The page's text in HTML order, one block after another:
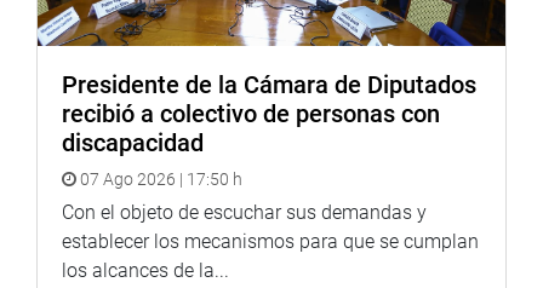
Afroperuana, las cuales inician con una liturgia en la
Quinta Heeren.
OFICINA DE COMUNICACIONES E IMAGEN
INSTITUCIONAL
Presidente de la Cámara de Diputados
recibió a colectivo de personas con
discapacidad
07 Ago 2026 | 17:50 h
Con el objeto de escuchar sus demandas y
establecer los mecanismos para que se cumplan
los alcances de la...